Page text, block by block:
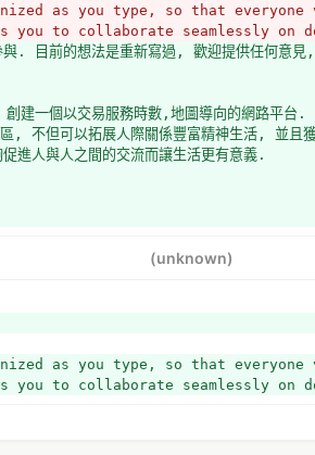
as you type, so that everyone
to collaborate seamlessly on
與. 目前的想法是重新寫過, 歡迎提供任何意
建一個以交易服務時數,地圖導向的網路平台
, 不但可以拓展人際關係豐富精神生活, 並且
進人與人之間的交流而讓生活更有意義.
(unknown)
as you type, so that everyone
to collaborate seamlessly on